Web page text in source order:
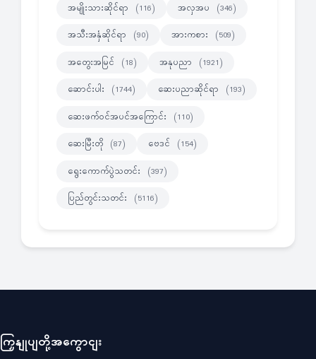
အမျိုးသားဆိုင်ရာ (116) အလှအပ (346)
အသီးအနှံဆိုင်ရာ (90) အားကစား (509)
အတွေးအမြင် (18) အနုပညာ (1921)
ဆောင်းပါး (1744) ဆေးပညာဆိုင်ရာ (193)
ဆေးဖက်ဝင်အပင်အကြောင်း (110)
ဆေးမြီးတို (87) ဗေဒင် (154)
ရွေးကောက်ပွဲသတင်း (397)
ပြည်တွင်းသတင်း (5116)
ကြှနျုပျတို့အကွောငျး